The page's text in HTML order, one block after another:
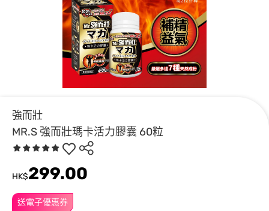
強而壯
MR.S 強而壯瑪卡活力膠囊 60粒
送電子優惠券
HK$299.00